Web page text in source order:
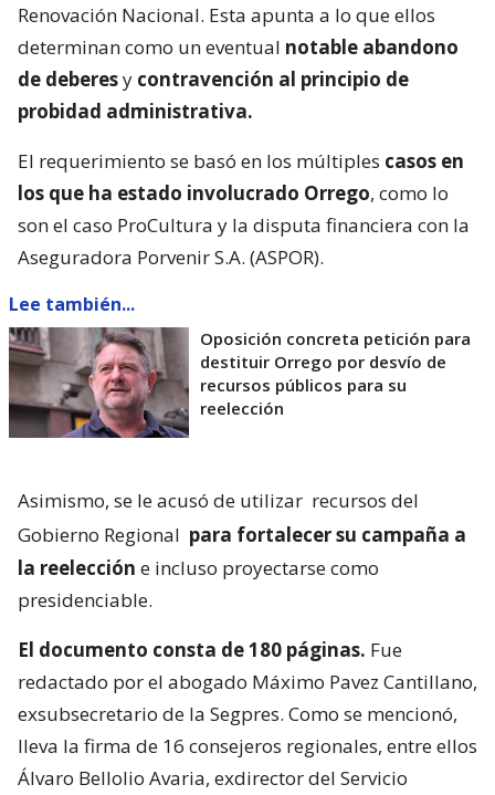
Renovación Nacional. Esta apunta a lo que ellos
determinan como un eventual notable abandono
de deberesy contravención al principio de
probidad administrativa.
El requerimiento se basó en los múltiples casos en
los que ha estado involucrado Orrego, como lo
son el caso ProCultura y la disputa financiera con la
Aseguradora Porvenir S.A. (ASPOR).
Lee también...
Oposición concreta petición para
destituir Orrego por desvío de
recursos públicos para su
reelección
Asimismo, se le acusó de utilizar recursos del
Gobierno Regional para fortalecer su campaña a
la reelección e incluso proyectarse como
presidenciable.
El documento consta de 180 páginas. Fue
redactado por el abogado Máximo Pavez Cantillano,
exsubsecretario de la Segpres. Como se mencionó,
lleva la firma de 16 consejeros regionales, entre ellos
Álvaro Bellolio Avaria, exdirector del Servicio